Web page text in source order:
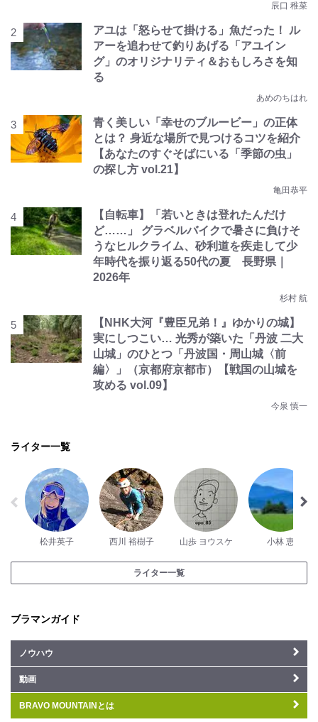
辰口 稚菜
アユは「怒らせて掛ける」魚だった！ ル
アーを追わせて釣りあげる「アユイン
グ」のオリジナリティ＆おもしろさを知
る
あめのちはれ
青く美しい「幸せのブルービー」の正体
とは？ 身近な場所で見つけるコツを紹介
【あなたのすぐそばにいる「季節の虫」
の探し方 vol.21】
亀田恭平
【自転車】「若いときは登れたんだけ
ど……」 グラベルバイクで暑さに負けそ
うなヒルクライム、砂利道を疾走して少
年時代を振り返る50代の夏 長野県｜
2026年
杉村 航
【NHK大河『豊臣兄弟！』ゆかりの城】
実にしつこい… 光秀が築いた「丹波 二大
山城」のひとつ「丹波国・周山城〈前
編〉」（京都府京都市）【戦国の山城を
攻める vol.09】
今泉 慎一
ライター一覧
松井英子 西川 裕樹子 山歩 ヨウスケ 小林 恵
ライター一覧
ブラマンガイド
ノウハウ
動画
BRAVO MOUNTAINとは